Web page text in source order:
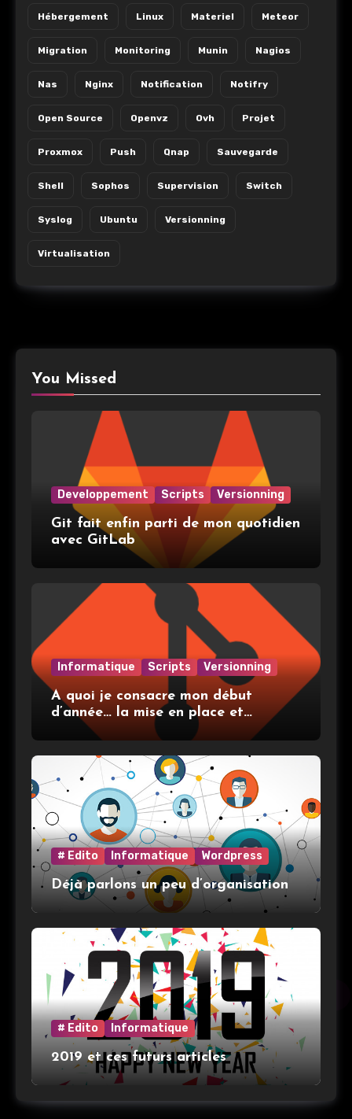
Hébergement Linux Materiel Meteor
Migration Monitoring Munin Nagios
Nas Nginx Notification Notifry
Open Source Openvz Ovh Projet
Proxmox Push Qnap Sauvegarde
Shell Sophos Supervision Switch
Syslog Ubuntu Versionning
Virtualisation
You Missed
Developpement Scripts Versionning
Git fait enfin parti de mon quotidien
avec GitLab
Informatique Scripts Versionning
A quoi je consacre mon début
d’année… la mise en place et
l’utilisation de git
# Edito Informatique Wordpress
Déjà parlons un peu d’organisation
# Edito Informatique
2019 et ces futurs articles